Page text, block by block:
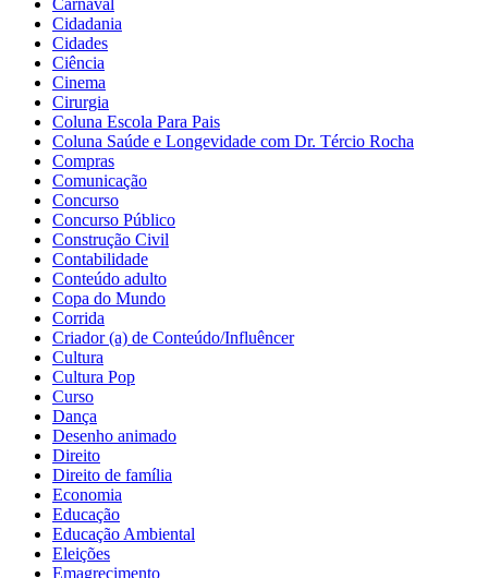
Cidadania
Cidades
Ciência
Cinema
Cirurgia
Coluna Escola Para Pais
Coluna Saúde e Longevidade com Dr. Tércio Rocha
Compras
Comunicação
Concurso
Concurso Público
Construção Civil
Contabilidade
Conteúdo adulto
Copa do Mundo
Corrida
Criador (a) de Conteúdo/Influêncer
Cultura
Cultura Pop
Curso
Dança
Desenho animado
Direito
Direito de família
Economia
Educação
Educação Ambiental
Eleições
Emagrecimento